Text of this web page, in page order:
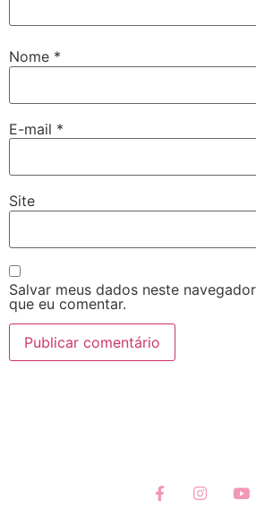
Nome *
E-mail *
Site
Salvar meus dados neste
que eu comentar.